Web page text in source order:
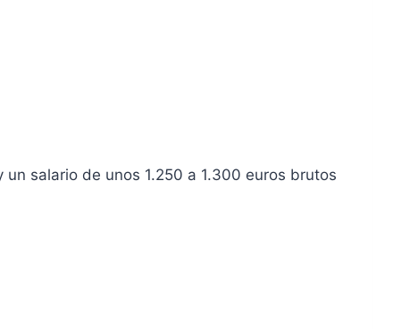
salario de unos 1.250 a 1.300 euros brutos